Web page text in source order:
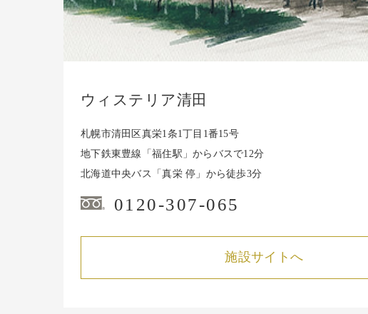
ウィステリア清田
札幌市清田区真栄1条1丁目1番15号
地下鉄東豊線「福住駅」から バスで12分
北海道中央バス「真栄 停」から徒歩3分
0120-307-065
施設サイトへ